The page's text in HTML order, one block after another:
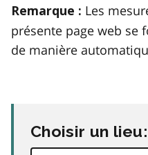
Remarque : Les
présente page web se
de manière
Choisir un lieu: